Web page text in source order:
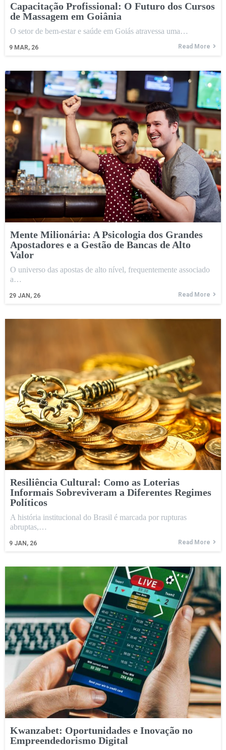
Capacitação Profissional: O Futuro dos Cursos
de Massagem em Goiânia
9 MAR, 26
O setor de bem-estar e saúde em Goiás atravessa uma…
Read More
Mente Milionária: A Psicologia dos Grandes
Apostadores e a Gestão de Bancas de Alto
Valor
29 JAN, 26
O universo das apostas de alto nível, frequentemente associado
a…
Read More
Resiliência Cultural: Como as Loterias
Informais Sobreviveram a Diferentes Regimes
Políticos
9 JAN, 26
A história institucional do Brasil é marcada por rupturas
abruptas,…
Read More
Kwanzabet: Oportunidades e Inovação no
Empreendedorismo Digital